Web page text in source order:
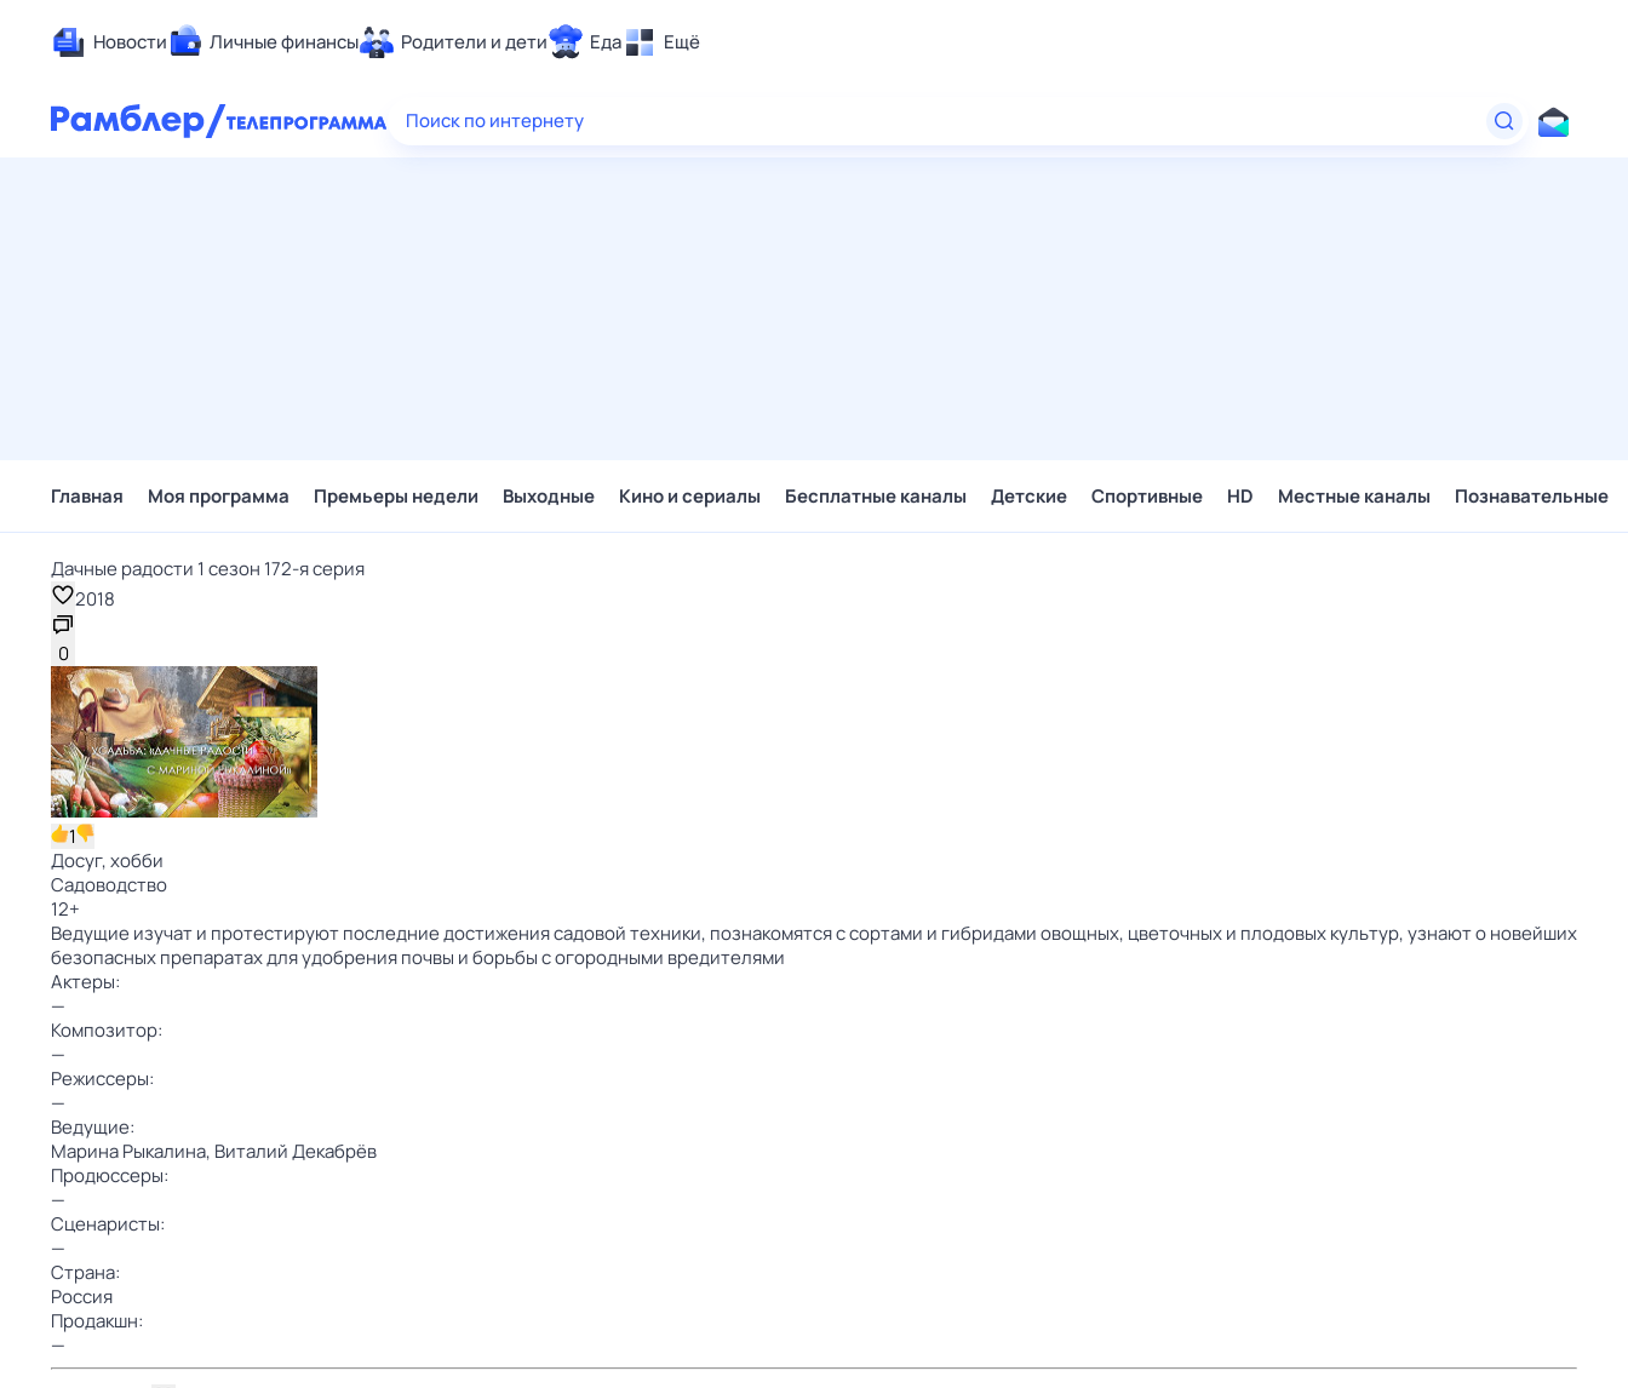
Новости Личные финансы Родители и дети Еда Ещё
Здоровье
Поиск по интернету
Главная Моя программа Премьеры недели Выходные Кино и сериалы Бесплатные каналы Детские Спортивные HD Местные каналы Познавательные
Дачные радости 1 сезон 172-я серия
2018
0
1
Досуг, хобби
Садоводство
12+
Ведущие изучат и протестируют последние достижения садовой техники, познакомятся с сортами и гибридами овощных, цветочных и плодовых культур, узнают о новейших
безопасных препаратах для удобрения почвы и борьбы с огородными вредителями
Актеры:
—
Композитор:
—
Режиссеры:
—
Ведущие:
Марина Рыкалина, Bиталий Декабрёв
Продюссеры:
—
Сценаристы:
—
Страна:
Россия
Продакшн:
—